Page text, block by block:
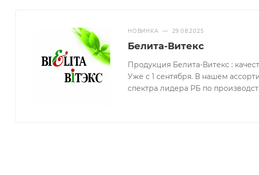
НОВИНКА — 29.08.2025
Белита-Витекс
Продукция Белита-Витекс :
Уже с 1 сентября. В нашем
спектра лидера РБ по